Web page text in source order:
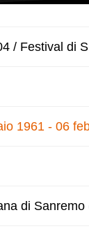
/ Festival di
1961 - 06
di Sanremo